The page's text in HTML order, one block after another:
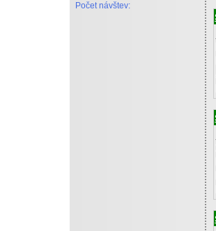
Počet návštev: